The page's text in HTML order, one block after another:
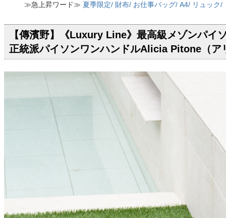
≫急上昇ワード≫ 夏季限定/ 財布/ お仕事バッグ/ A4/ リュック/
【傳濱野】《Luxury Line》最高級メゾンパイ
正統派パイソンワンハンドルAlicia Pitone（ア